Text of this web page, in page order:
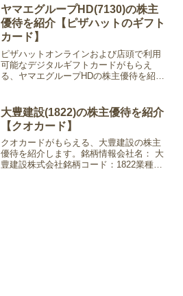
日現在)優待情報権利確定月：202...
ヤマエグループHD(7130)の株主
優待を紹介【ピザハットのギフト
カード】
ピザハットオンラインおよび店頭で利用
可能なデジタルギフトカードがもらえ
る、ヤマエグループHDの株主優待を紹介
売業株価：2,654円 (2025年10月4日現在)
優...
大豊建設(1822)の株主優待を紹介
【クオカード】
クオカードがもらえる、大豊建設の株主
優待を紹介します。銘柄情報会社名： 大
豊建設株式会社銘柄コード：1822業種：